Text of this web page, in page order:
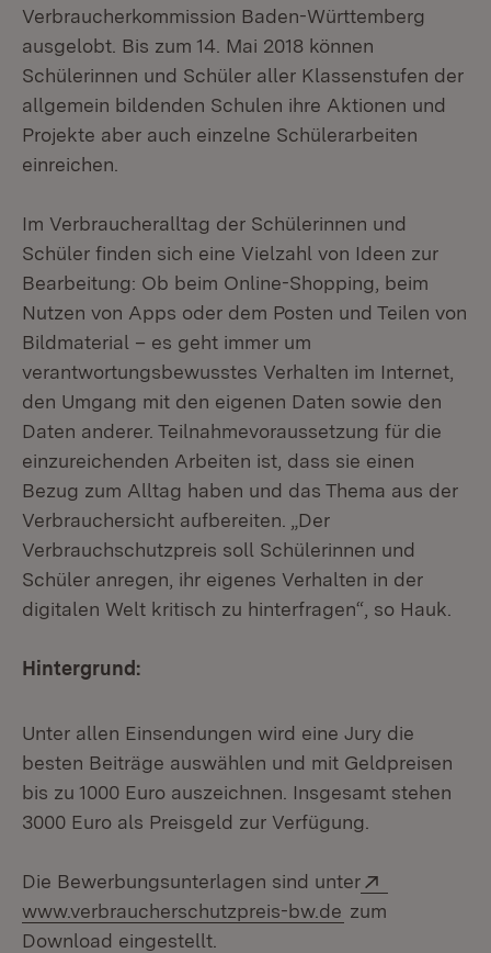
Verbraucherkommission Baden-Württemberg
ausgelobt. Bis zum 14. Mai 2018 können
Schülerinnen und Schüler aller Klassenstufen der
allgemein bildenden Schulen ihre Aktionen und
Projekte aber auch einzelne Schülerarbeiten
einreichen.
Im Verbraucheralltag der Schülerinnen und
Schüler finden sich eine Vielzahl von Ideen zur
Bearbeitung: Ob beim Online-Shopping, beim
Nutzen von Apps oder dem Posten und Teilen von
Bildmaterial – es geht immer um
verantwortungsbewusstes Verhalten im Internet,
den Umgang mit den eigenen Daten sowie den
Daten anderer. Teilnahmevoraussetzung für die
einzureichenden Arbeiten ist, dass sie einen
Bezug zum Alltag haben und das Thema aus der
Verbrauchersicht aufbereiten. „Der
Verbrauchschutzpreis soll Schülerinnen und
Schüler anregen, ihr eigenes Verhalten in der
digitalen Welt kritisch zu hinterfragen“, so Hauk.
Hintergrund:
Unter allen Einsendungen wird eine Jury die
besten Beiträge auswählen und mit Geldpreisen
bis zu 1000 Euro auszeichnen. Insgesamt stehen
3000 Euro als Preisgeld zur Verfügung.
Die Bewerbungsunterlagen sind unter
www.verbraucherschutzpreis-bw.de (Öffnet in
zum
Download eingestellt.